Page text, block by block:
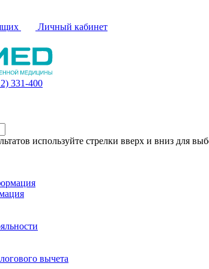
Личный кабинет
331-400
используйте стрелки вверх и вниз для
вычета